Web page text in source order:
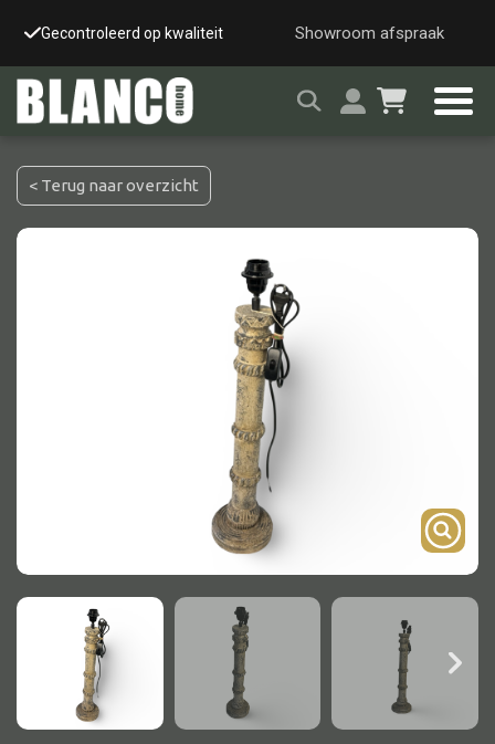
Gecontroleerd op kwaliteit Snelle & veilige
Showroom afspraak
Bartafel
Console
Tafel overig
< Terug naar overzicht